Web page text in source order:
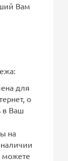
Вам
для
о
в Ваш
на
можете